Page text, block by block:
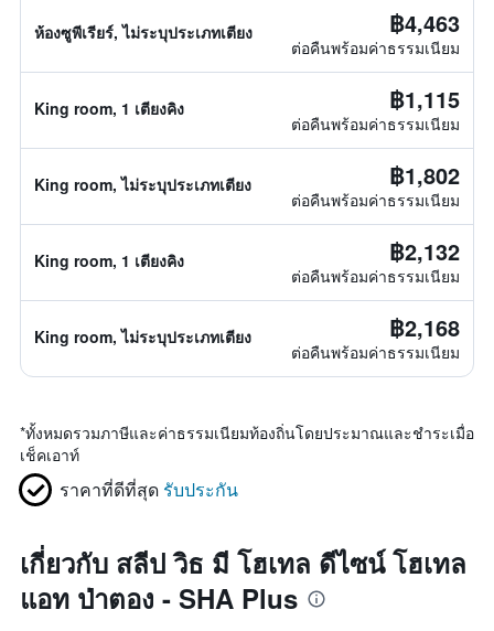
ห้องซูพีเรียร์, ไม่ระบุประเภทเตียง ฿4,463
ต่อคืนพร้อมค่าธรรมเนียม
King room, 1 เตียงคิง ฿1,115
ต่อคืนพร้อมค่าธรรมเนียม
King room, ไม่ระบุประเภทเตียง ฿1,802
ต่อคืนพร้อมค่าธรรมเนียม
King room, 1 เตียงคิง ฿2,132
ต่อคืนพร้อมค่าธรรมเนียม
King room, ไม่ระบุประเภทเตียง ฿2,168
ต่อคืนพร้อมค่าธรรมเนียม
*ทั้งหมดรวมภาษีและค่าธรรมเนียมท้องถิ่นโดยประมาณและชำระเมื่อ
เช็คเอาท์
ราคาที่ดีที่สุด รับประกัน
เกี่ยวกับ สลีป วิธ มี โฮเทล ดีไซน์ โฮเทล
แอท ป่าตอง - SHA Plus